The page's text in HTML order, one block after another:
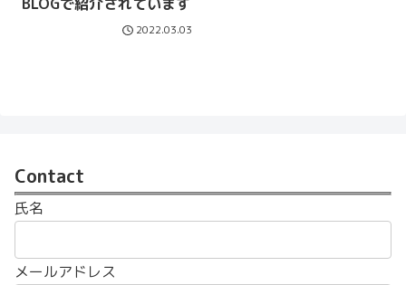
2022.03.03
Contact
氏名
メールアドレス